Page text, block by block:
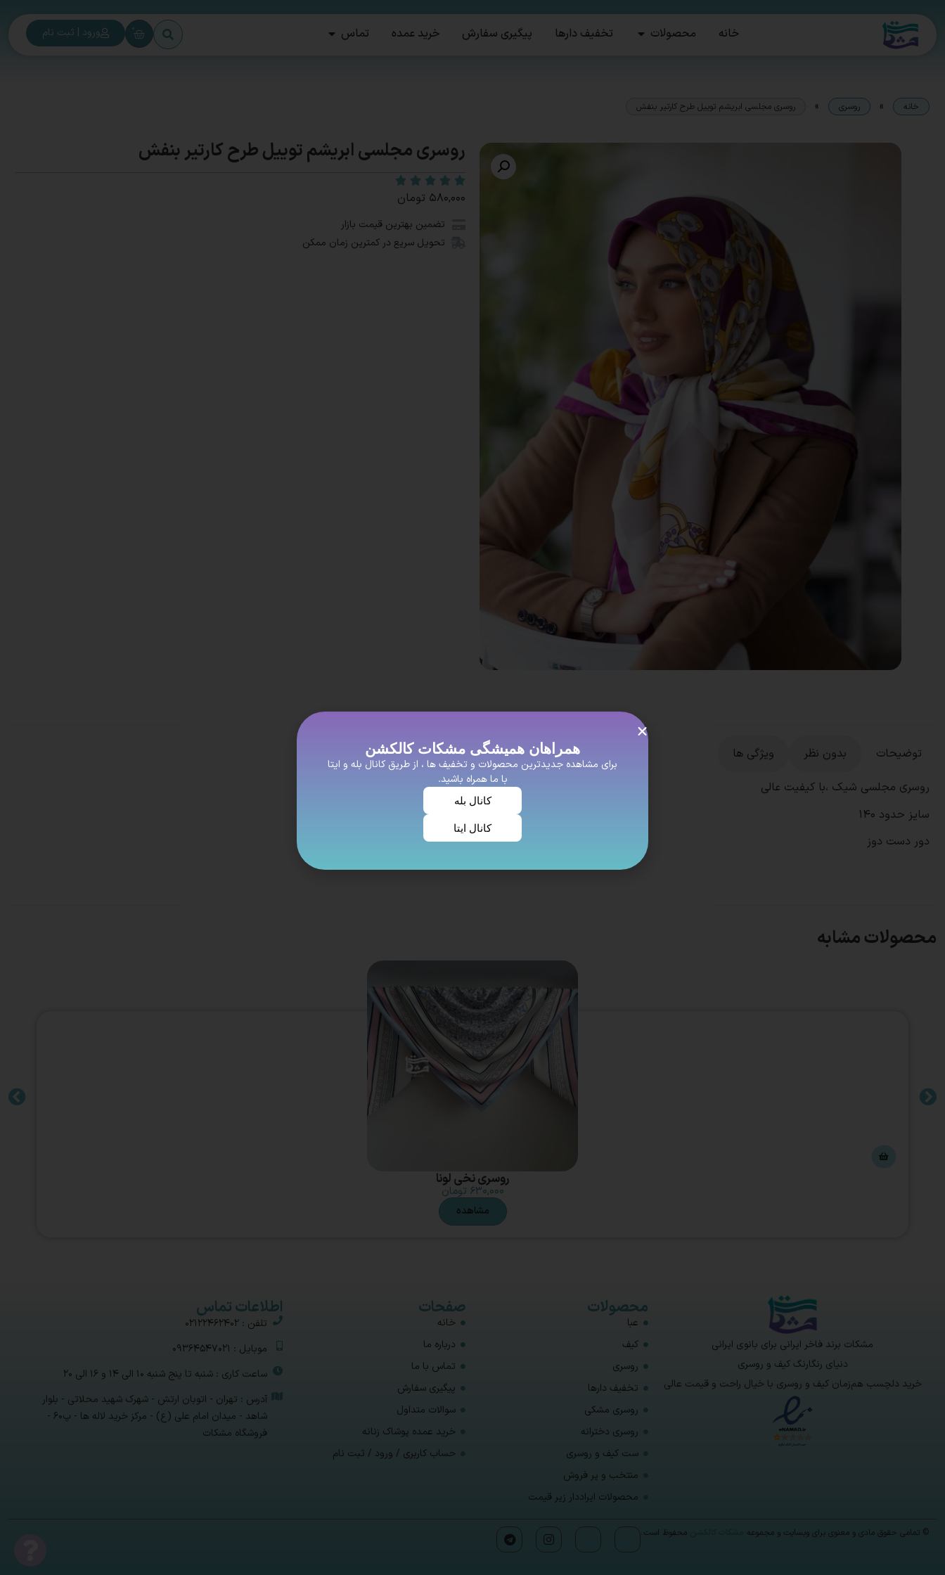
خانه محصولات تخفیف دارها پیگیری سفارش خرید عمده تماس 0 ورود | ثبت نام
خانه » روسری » روسری مجلسی ابریشم توییل طرح کارتیر بنفش
روسری مجلسی ابریشم توییل طرح کارتیر بنفش
۵۸۰,۰۰۰ تومان
تضمین بهترین قیمت بازار
تحویل سریع در کمترین زمان ممکن
توضیحات بدون نظر
ویژگی ها
روسری مجلسی شیک ،با کیفیت عالی
سایز حدود 140
دور دست دوز
محصولات مشابه
روسری نخی لونا
۶۳۰,۰۰۰ تومان
مشاهده
مشکات برند فاخر ایرانی برای بانوی ایرانی
دنیای رنگارنگ کیف و روسری
خرید دلچسب هم‌زمان کیف و روسری با خیال راحت و قیمت عالی
محصولات
عبا
کیف
روسری
تخفیف دارها
روسری مشکی
روسری دخترانه
ست کیف و روسری
منتخب و پر فروش
محصولات ایراددار زیر قیمت
صفحات
خانه
درباره ما
تماس با ما
پیگیری سفارش
سوالات متداول
خرید عمده پوشاک زنانه
حساب کاربری / ورود / ثبت نام
اطلاعات تماس
تلفن : 02122462402
موبایل : 09364547021
ساعت کاری : شنبه تا پنج شنبه 10 الی 14 و 16 الی 20
آدرس : تهران - اتوبان ارتش - شهرک شهید محلاتی - بلوار
شاهد - میدان امام علی (ع) - مرکز خرید لاله ها - پ۶۰ -
فروشگاه مشکات
© تمامی حقوق مادی و معنوی برای وبسایت و مجموعه محفوظ است.
همراهان همیشگی مشکات کالکشن
برای مشاهده جدیدترین محصولات و تخفیف ها ، از طریق کانال بله و ایتا
با ما همراه باشید.
کانال بله
کانال ایتا